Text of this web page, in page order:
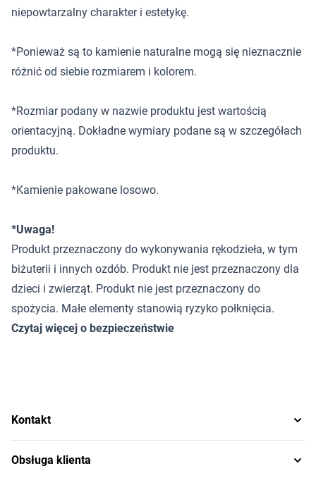
niepowtarzalny charakter i estetykę.
*Ponieważ są to kamienie naturalne mogą się nieznacznie
różnić od siebie rozmiarem i kolorem.
*Rozmiar podany w nazwie produktu jest wartością
orientacyjną. Dokładne wymiary podane są w szczegółach
produktu.
*Kamienie pakowane losowo.
*Uwaga!
Produkt przeznaczony do wykonywania rękodzieła, w tym
biżuterii i innych ozdób. Produkt nie jest przeznaczony dla
dzieci i zwierząt. Produkt nie jest przeznaczony do
spożycia. Małe elementy stanowią ryzyko połknięcia.
Czytaj więcej o bezpieczeństwie
Kontakt
Obsługa klienta